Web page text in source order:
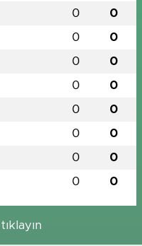
0 0
0 0
0 0
0 0
0 0
0 0
0 0
0 0